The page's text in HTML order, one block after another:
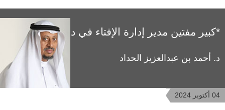
*كبير مفتين مدير إدارة الإفتاء في دبي
د. أحمد بن عبدالعزيز الحداد
04 أكتوبر 2024